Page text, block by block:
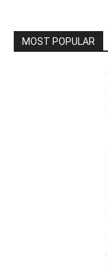
MOST POPULAR